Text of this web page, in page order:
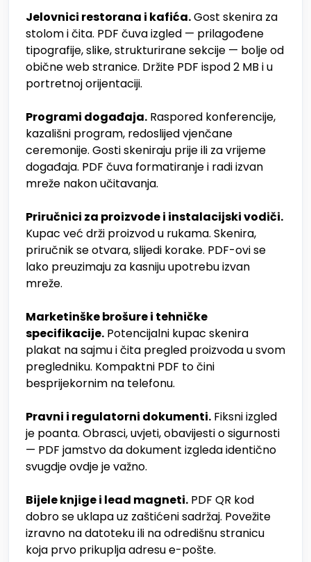
Jelovnici restorana i kafića.Gost skenira za
stolom i čita. PDF čuva izgled — prilagođene
tipografije, slike, strukturirane sekcije — bolje od
obične web stranice. Držite PDF ispod 2 MB i u
portretnoj orijentaciji.
Programi događaja. Raspored konferencije,
kazališni program, redoslijed vjenčane
ceremonije. Gosti skeniraju prije ili za vrijeme
događaja. PDF čuva formatiranje i radi izvan
mreže nakon učitavanja.
Priručnici za proizvode i instalacijski vodiči.
Kupac već drži proizvod u rukama. Skenira,
priručnik se otvara, slijedi korake. PDF-ovi se
lako preuzimaju za kasniju upotrebu izvan
mreže.
Marketinške brošure i tehničke
specifikacije. Potencijalni kupac skenira
plakat na sajmu i čita pregled proizvoda u svom
pregledniku. Kompaktni PDF to čini
besprijekornim na telefonu.
Pravni i regulatorni dokumenti. Fiksni izgled
je poanta. Obrasci, uvjeti, obavijesti o sigurnosti
— PDF jamstvo da dokument izgleda identično
svugdje ovdje je važno.
Bijele knjige i lead magneti. PDF QR kod
dobro se uklapa uz zaštićeni sadržaj. Povežite
izravno na datoteku ili na odredišnu stranicu
koja prvo prikuplja adresu e-pošte.